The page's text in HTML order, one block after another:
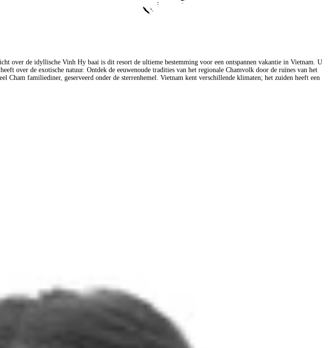
over de idyllische Vinh Hy baai is dit resort de ultieme bestemming voor een ontspannen vakantie in Vietnam. U
over de exotische natuur. Ontdek de eeuwenoude tradities van het regionale Chamvolk door de ruïnes van het
Cham familiediner, geserveerd onder de sterrenhemel. Vietnam kent verschillende klimaten; het zuiden heeft een